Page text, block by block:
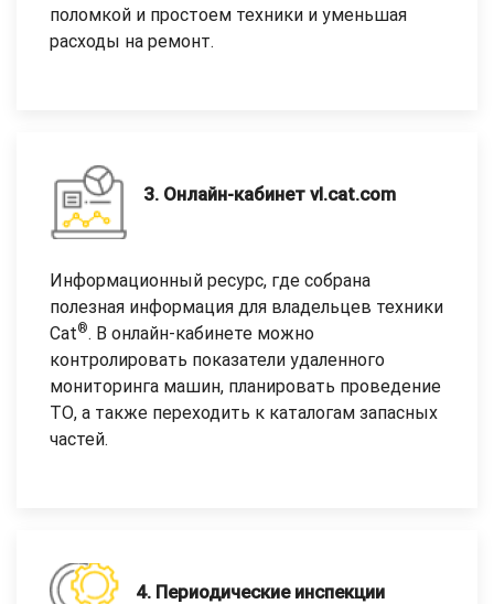
поломкой и простоем техники и уменьшая
расходы на ремонт.
3. Онлайн-кабинет vl.cat.com
Информационный ресурс, где собрана
полезная информация для владельцев техники
Cat®. В онлайн-кабинете можно
контролировать показатели удаленного
мониторинга машин, планировать проведение
ТО, а также переходить к каталогам запасных
частей.
4. Периодические инспекции